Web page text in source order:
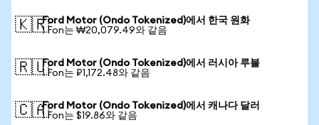
🇰🇷Ford Motor (Ondo Tokenized)에서 한국 원화
1 Fon는 ₩20,079.49와 같음
🇷🇺Ford Motor (Ondo Tokenized)에서 러시아 루블
1 Fon는 ₽1,172.48와 같음
🇨🇦Ford Motor (Ondo Tokenized)에서 캐나다 달러
1 Fon는 $19.86와 같음